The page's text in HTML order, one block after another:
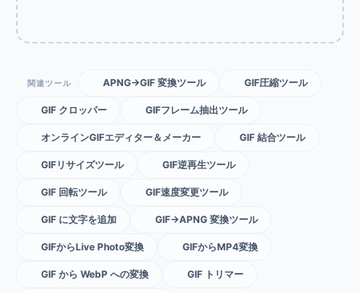
関連ツール APNG→GIF 変換ツール GIF圧縮ツール
GIF クロッパー GIFフレーム抽出ツール
オンラインGIFエディター＆メーカー GIF 結合ツール
GIFリサイズツール GIF逆再生ツール
GIF 回転ツール GIF速度変更ツール
GIF に文字を追加 GIF→APNG 変換ツール
GIFからLive Photo変換 GIFからMP4変換
GIF から WebP への変換 GIF トリマー